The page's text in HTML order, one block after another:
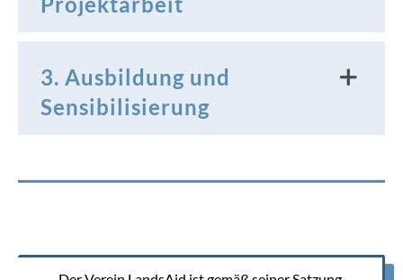
3. Ausbildung und
Sensibilisierung